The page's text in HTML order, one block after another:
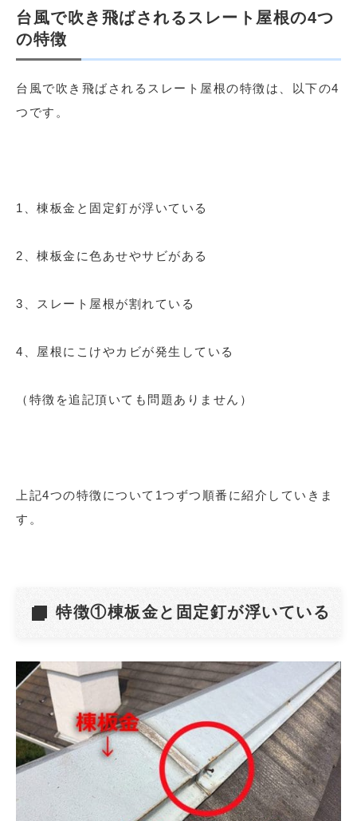
台風で吹き飛ばされるスレート屋根の4つ
の特徴
台風で吹き飛ばされるスレート屋根の特徴は、以下の4
つです。
1、棟板金と固定釘が浮いている
2、棟板金に色あせやサビがある
3、スレート屋根が割れている
4、屋根にこけやカビが発生している
（特徴を追記頂いても問題ありません）
上記4つの特徴について1つずつ順番に紹介していきま
す。
特徴①棟板金と固定釘が浮いている